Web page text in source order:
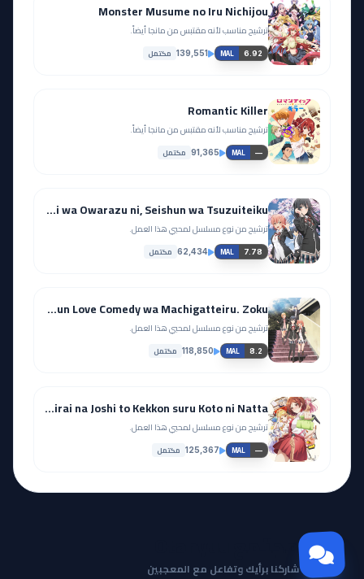
Monster Musume no Iru Nichijou
ترشيح مناسب لأنه مقتبس من مانجا أيضاً.
MAL 6.92
139,551 مكتمل
Romantic Killer
ترشيح مناسب لأنه مقتبس من مانجا أيضاً.
MAL —
91,365 مكتمل
Yahari Ore no Seishun Love Comedy wa Machigatteiru. Kan: Dakara, Shishunki wa Owarazu ni, Seishun wa Tsuzuiteiku.
ترشيح من نوع مسلسل لمحبي هذا العمل.
MAL 7.78
62,434 مكتمل
Yahari Ore no Seishun Love Comedy wa Machigatteiru. Zoku
ترشيح من نوع مسلسل لمحبي هذا العمل.
MAL 8.2
118,850 مكتمل
Class no Daikirai na Joshi to Kekkon suru Koto ni Natta.
ترشيح من نوع مسلسل لمحبي هذا العمل.
MAL —
125,367 مكتمل
مجتمع Otanyuu
شاركنا برأيك وتفاعل مع المعجبين